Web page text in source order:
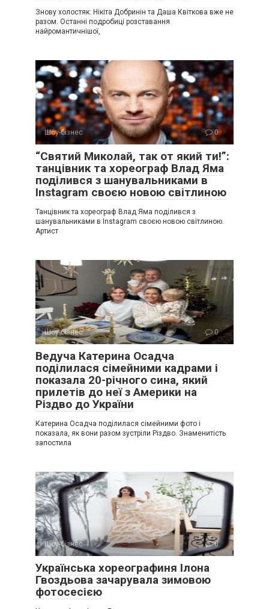
Знову холостяк: Нікіта Добринін та Даша Квіткова вже не
разом. Останні подробиці розставання
найромантичнішої,
Шоу-бізнес 0
“Святий Миколай, так от який ти!”:
танцівник та хореограф Влад Яма
поділився з шанувальниками в
Instagram своєю новою світлиною
Танцівник та хореограф Влад Яма поділився з
шанувальниками в Instagram своєю новою світлиною.
Артист
Шоу-бізнес 0
Ведуча Катерина Осадча
поділилася сімейними кадрами і
показала 20-річного сина, який
прилетів до неї з Америки на
Різдво до України
Катерина Осадча поділилася сімейними фото і
показала, як вони разом зустріли Різдво. Знаменитість
запостила
Шоу-бізнес 0
Українська хореографиня Ілона
Гвоздьова зачарувала зимовою
фотосесією